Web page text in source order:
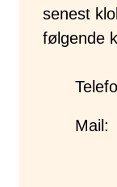
senest
følgende
Mail: